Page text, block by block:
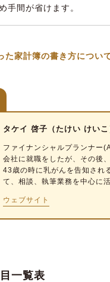
手間が省けます。
た家計簿の書き方につい
タケイ 啓子（たけい けいこ
ファイナンシャルプランナー
会社に就職をしたが、その後
43歳の時に乳がんを告知され
て、相談、執筆業務を中心に活
ウェブサイト
一覧表